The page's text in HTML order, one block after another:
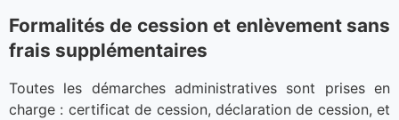
Formalités de cession et enlèvement sans
frais supplémentaires
Toutes les démarches administratives sont prises en
charge : certificat de cession, déclaration de cession, et